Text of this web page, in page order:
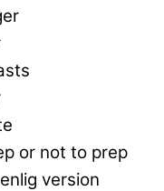
or not to prep
version